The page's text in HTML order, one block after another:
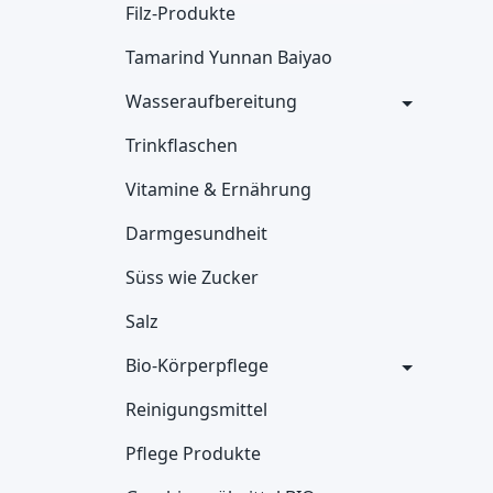
Filz-Produkte
Tamarind Yunnan Baiyao
Wasseraufbereitung
Trinkflaschen
Vitamine & Ernährung
Darmgesundheit
Süss wie Zucker
Salz
Bio-Körperpflege
Reinigungsmittel
Pflege Produkte